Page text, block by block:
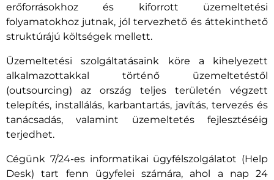
erőforrásokhoz és kiforrott üzemeltetési
folyamatokhoz jutnak, jól tervezhető és áttekinthető
struktúrájú költségek mellett.
Üzemeltetési szolgáltatásaink köre a kihelyezett
alkalmazottakkal történő üzemeltetéstől
(outsourcing) az ország teljes területén végzett
telepítés, installálás, karbantartás, javítás, tervezés és
tanácsadás, valamint üzemeltetés fejlesztéséig
terjedhet.
Cégünk 7/24-es informatikai ügyfélszolgálatot (Help
Desk) tart fenn ügyfelei számára, ahol a nap 24